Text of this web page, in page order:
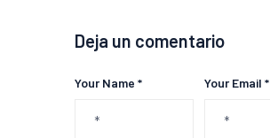
Deja un comentario
Your Name * Your Email *